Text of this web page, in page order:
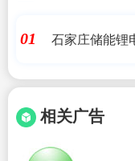
01
石家庄储能锂
相关广告